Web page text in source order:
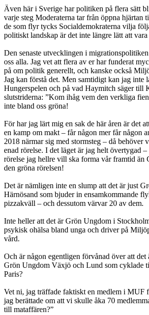
Även här i Sverige har politiken på flera sätt
varje steg Moderaterna tar från öppna hjärtan
de som flyr tycks Socialdemokraterna vilja
politiskt landskap är det inte längre lätt att
Den senaste utvecklingen i
oss alla. Jag vet att flera av er har funderat
på om politik generellt, och kanske också
Jag kan förstå det. Men samtidigt kan jag inte
Hungerspelen och på vad Haymitch säger till
slutstriderna: ”Kom ihåg vem den verkliga
inte bland oss gröna!
För har jag lärt mig en sak de här åren är det
en kamp om makt – får någon mer får någon
2018 närmar sig med stormsteg – då behöver
enad rörelse. I det läget är jag helt övertygad
rörelse jag hellre vill ska forma vår framtid än
den gröna rörelsen!
Det är nämligen inte en slump att det är just
Härnösand som bjuder in ensamkommande
pizzakväll – och dessutom värvar 20 av dem.
Inte heller att det är Grön Ungdom i
psykisk ohälsa bland unga och driver på
vård.
Och är någon egentligen förvånad över att det
Grön Ungdom Växjö och Lund som cyklade
Paris?
Vet ni, jag träffade faktiskt en medlem i MUF
jag berättade om att vi skulle åka 70
till mataffären?”